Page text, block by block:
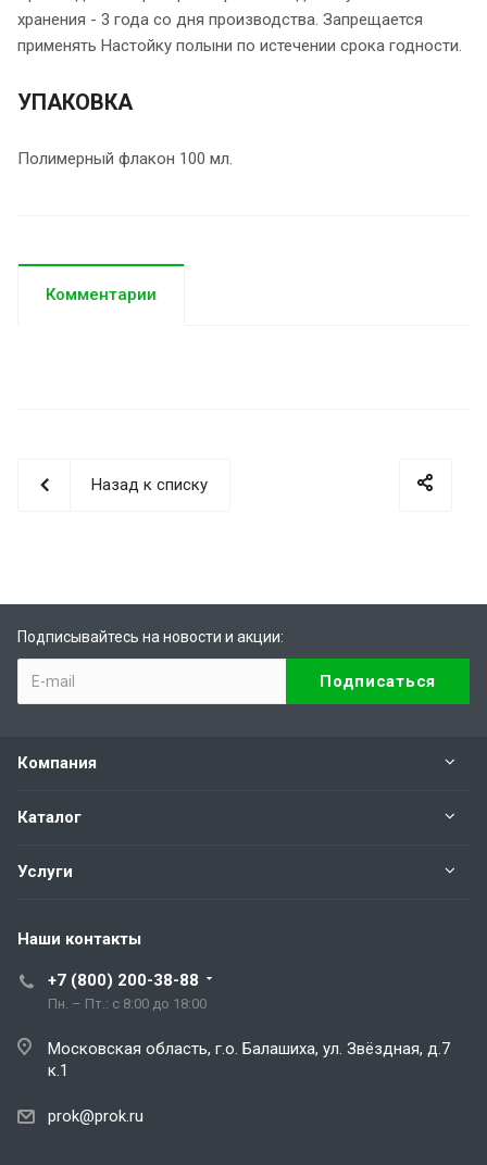
хранения - 3 года со дня производства. Запрещается
применять Настойку полыни по истечении срока годности.
УПАКОВКА
Полимерный флакон 100 мл.
Комментарии
Назад к списку
Подписывайтесь на новости и акции:
Компания
Каталог
Услуги
Наши контакты
+7 (800) 200-38-88
Пн. – Пт.: с 8:00 до 18:00
Московская область, г.о. Балашиха, ул. Звёздная, д.7
к.1
prok@prok.ru